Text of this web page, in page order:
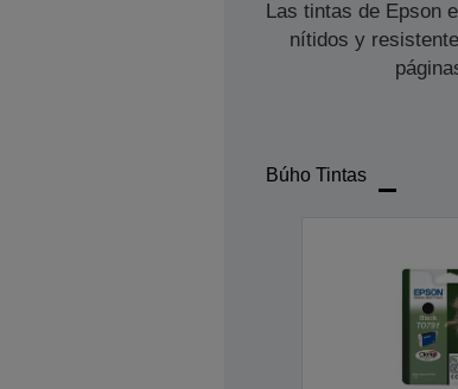
Las tintas de Epson
nítidos y
Búho Tintas